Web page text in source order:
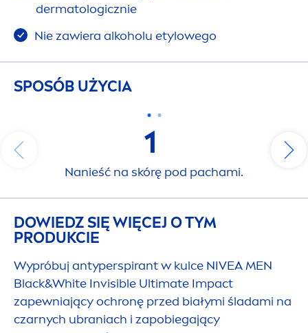
dermatologicznie
Nie zawiera alkoholu etylowego
SPOSÓB UŻYCIA
1
Nanieść na skórę pod pachami.
DOWIEDZ SIĘ WIĘCEJ O TYM
PRODUKCIE
Wypróbuj antyperspirant w kulce NIVEAMEN
Black&White Invisible Ultimate Impact
zapewniający ochronę przed białymi śladami na
czarnych ubraniach i zapobiegający